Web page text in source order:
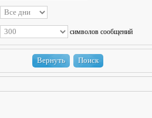
символов сообщений